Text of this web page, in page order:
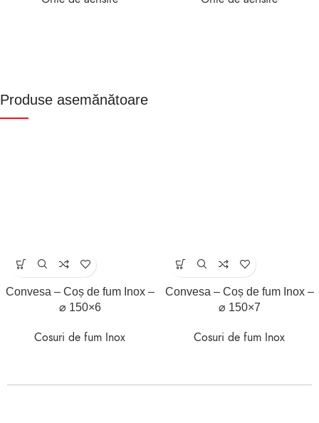
Produse asemănătoare
Convesa – Coș de fum Inox –
⌀ 150×6
Cosuri de fum Inox
Convesa – Coș de fum Inox –
⌀ 150×7
Cosuri de fum Inox